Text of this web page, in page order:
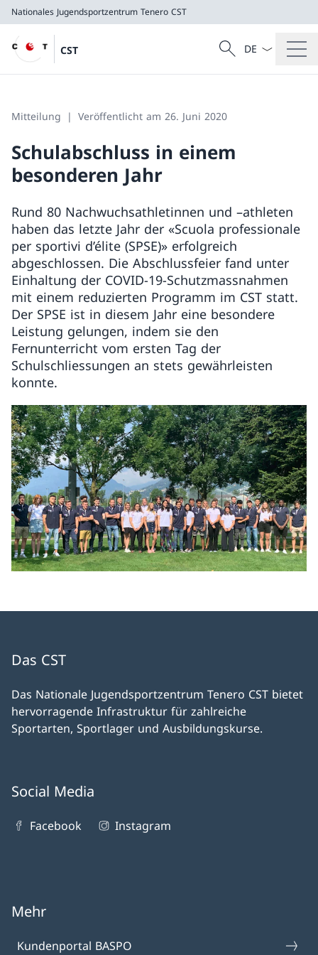
Nationales Jugendsportzentrum Tenero CST
CST
CST
Suche
Suche
Sprach
Mitteilung Veröffentlicht am 26. Juni 2020
Schulabschluss in einem
besonderen Jahr
Rund 80 Nachwuchsathletinnen und –athleten
haben das letzte Jahr der «Scuola professionale
per sportivi d’élite (SPSE)» erfolgreich
abgeschlossen. Die Abschlussfeier fand unter
Einhaltung der COVID-19-Schutzmassnahmen
mit einem reduzierten Programm im CST statt.
Der SPSE ist in diesem Jahr eine besondere
Leistung gelungen, indem sie den
Fernunterricht vom ersten Tag der
Schulschliessungen an stets gewährleisten
konnte.
Das CST
Das Nationale Jugendsportzentrum Tenero CST bietet
hervorragende Infrastruktur für zahlreiche
Sportarten, Sportlager und Ausbildungskurse.
Social Media
Facebook Instagram
Mehr
Kundenportal BASPO